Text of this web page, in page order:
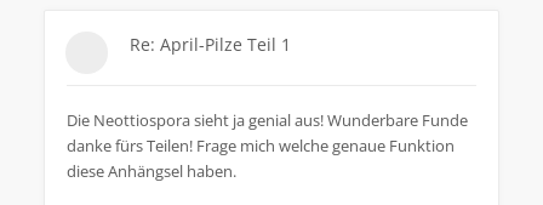
Re: April-Pilze Teil 1
Die Neottiospora sieht ja genial aus! Wunderbare Funde
danke fürs Teilen! Frage mich welche genaue Funktion
diese Anhängsel haben.